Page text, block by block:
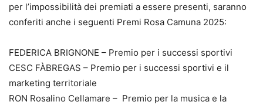
per l’impossibilità dei premiati a essere presenti, saranno
conferiti anche i seguenti Premi Rosa Camuna 2025:
FEDERICA BRIGNONE – Premio per i successi sportivi
CESC FÀBREGAS – Premio per i successi sportivi e il
marketing territoriale
RON Rosalino Cellamare – Premio per la musica e la